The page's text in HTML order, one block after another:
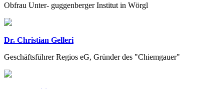
Obfrau Unter- guggenberger Institut in Wörgl
Dr. Christian Gelleri
Geschäftsführer Regios eG, Gründer des "Chiemgauer"